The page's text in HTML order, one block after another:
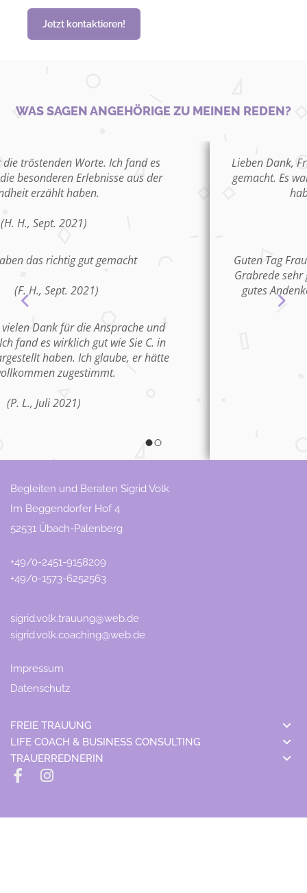
Jetzt kontaktieren!
WAS SAGEN ANGEHÖRIGE ZU MEINEN REDEN?
Lieben Dank, Frau Volk. Sie haben das absolut toll
gemacht. Es war ein würdiger Abschied. Die Worte
haben mir sehr gut getan.
Guten Tag Frau Volk, ich möchte betonen, dass mir die
Grabrede sehr gut gefallen hat. Sie wird mir helfen, ein
gutes Andenken an den Verstorbenen zu bewahren.
(B. R., Juli 2021)
Sehr gut gemacht.
Begleiten und Beraten Sigrid Volk
Im Beggendorfer Hof 4
52531 Übach-Palenberg
+49/0-2451-9158209
+49/0-1573-6252563
sigrid.volk.trauung@web.de
sigrid.volk.coaching@web.de
Impressum
Datenschutz
FREIE TRAUUNG
LIFE COACH & BUSINESS CONSULTING
TRAUERREDNERIN